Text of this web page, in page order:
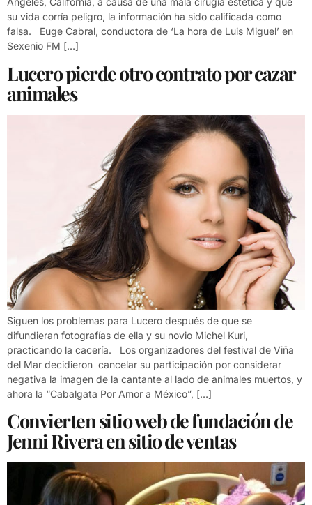
su vida corría peligro, la información ha sido calificada como
falsa. Euge Cabral, conductora de ‘La hora de Luis Miguel’ en
Sexenio FM […]
Lucero pierde otro contrato por cazar
animales
Siguen los problemas para Lucero después de que se
difundieran fotografías de ella y su novio Michel Kuri,
practicando la cacería. Los organizadores del festival de Viña
del Mar decidieron cancelar su participación por considerar
negativa la imagen de la cantante al lado de animales muertos, y
ahora la “Cabalgata Por Amor a México”, […]
Convierten sitio web de fundación de
Jenni Rivera en sitio de ventas